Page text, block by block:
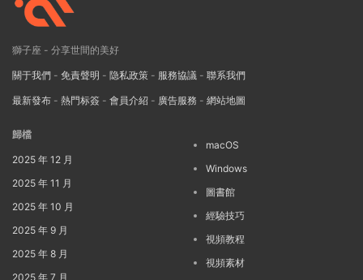
獅子座 - 分享世間的美好
關于我們 - 免責聲明 - 隐私政策 - 服務協議 - 聯系我們
最新發布 - 熱門标簽 - 會員介紹 - 廣告服務 - 網站地圖
歸檔
2025 年 12 月
2025 年 11 月
2025 年 10 月
2025 年 9 月
2025 年 8 月
2025 年 7 月
macOS
Windows
圖書館
經驗技巧
視頻教程
視頻素材